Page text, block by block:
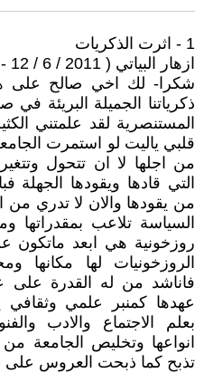
1 - اثرت الذكريات
ازهار البياتي ( 2011 / 6 / 12 - 11:07 )
شكرا- لك اخي صالح على
ذكرياتنا الجميلة البريئة في
المستنصرية لقد علمتني
قلبي ياليت لو استمرت
من اجلها لا ان تتحول
التي قادها ويقودها الجهلة
من يقودها والان لا تدري
السياسة تلاعب بمقدراتها
روزخونية هي ابعد
الروزخونيات لها مكانها
فاناشد من له القدرة على
عهدها كمنبر علمي
بعلم الاجتماع والادب
انواعها وتخليص الجامعة
تذبح كما ذبحت العروس